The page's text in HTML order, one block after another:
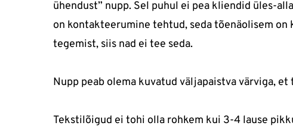
ühendust” nupp. Sel puhul ei pea kliendid üles-
on kontakteerumine tehtud, seda tõenäolisem
tegemist, siis nad ei tee seda.
Nupp peab olema kuvatud väljapaistva värviga,
Tekstilõigud ei tohi olla rohkem kui 3-4 lause